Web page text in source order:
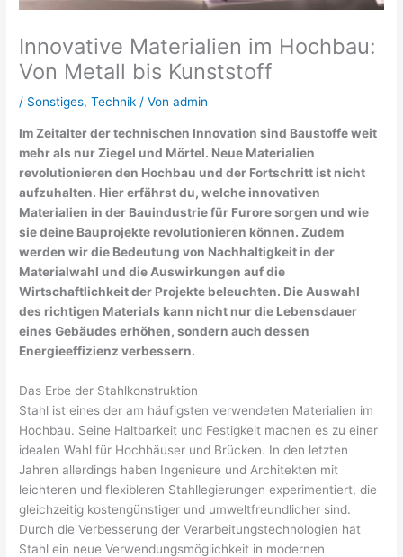
Innovative Materialien im Hochbau:
Von Metall bis Kunststoff
/ Sonstiges,Technik / Vonadmin
Im Zeitalter der technischen Innovation sind Baustoffe weit
mehr als nur Ziegel und Mörtel. Neue Materialien
revolutionieren den Hochbau und der Fortschritt ist nicht
aufzuhalten. Hier erfährst du, welche innovativen
Materialien in der Bauindustrie für Furore sorgen und wie
sie deine Bauprojekte revolutionieren können. Zudem
werden wir die Bedeutung von Nachhaltigkeit in der
Materialwahl und die Auswirkungen auf die
Wirtschaftlichkeit der Projekte beleuchten. Die Auswahl
des richtigen Materials kann nicht nur die Lebensdauer
eines Gebäudes erhöhen, sondern auch dessen
Energieeffizienz verbessern.
Das Erbe der Stahlkonstruktion
Stahl ist eines der am häufigsten verwendeten Materialien im
Hochbau. Seine Haltbarkeit und Festigkeit machen es zu einer
idealen Wahl für Hochhäuser und Brücken. In den letzten
Jahren allerdings haben Ingenieure und Architekten mit
leichteren und flexibleren Stahllegierungen experimentiert, die
gleichzeitig kostengünstiger und umweltfreundlicher sind.
Durch die Verbesserung der Verarbeitungstechnologien hat
Stahl ein neue Verwendungsmöglichkeit in modernen